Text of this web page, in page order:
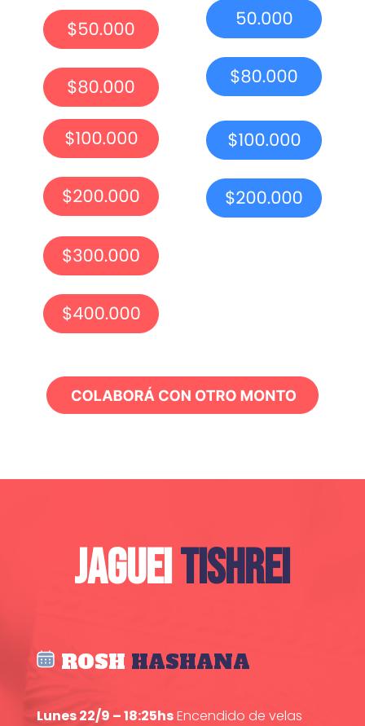
JAGUEITISHREI
ROSH HASHANA
Lunes 22/9 – 18:25hsEncendido de velas